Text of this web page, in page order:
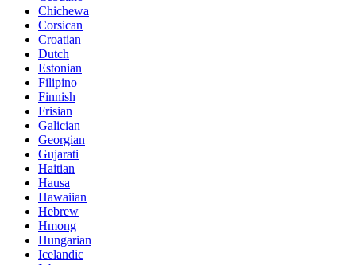
Chichewa
Corsican
Croatian
Dutch
Estonian
Filipino
Finnish
Frisian
Galician
Georgian
Gujarati
Haitian
Hausa
Hawaiian
Hebrew
Hmong
Hungarian
Icelandic